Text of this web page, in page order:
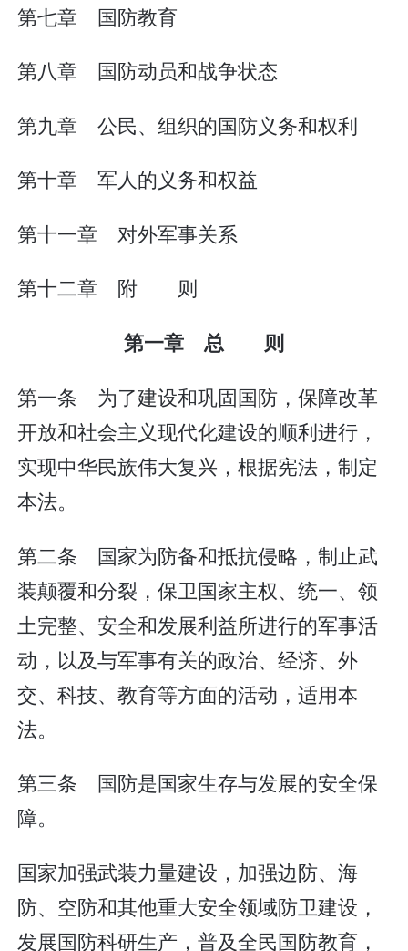
第七章 国防教育
第八章 国防动员和战争状态
第九章 公民、组织的国防义务和权利
第十章 军人的义务和权益
第十一章 对外军事关系
第十二章 附 则
第一章 总 则
第一条 为了建设和巩固国防，保障改革
开放和社会主义现代化建设的顺利进行，
实现中华民族伟大复兴，根据宪法，制定
本法。
第二条 国家为防备和抵抗侵略，制止武
装颠覆和分裂，保卫国家主权、统一、领
土完整、安全和发展利益所进行的军事活
动，以及与军事有关的政治、经济、外
交、科技、教育等方面的活动，适用本
法。
第三条 国防是国家生存与发展的安全保
障。
国家加强武装力量建设，加强边防、海
防、空防和其他重大安全领域防卫建设，
发展国防科研生产，普及全民国防教育，